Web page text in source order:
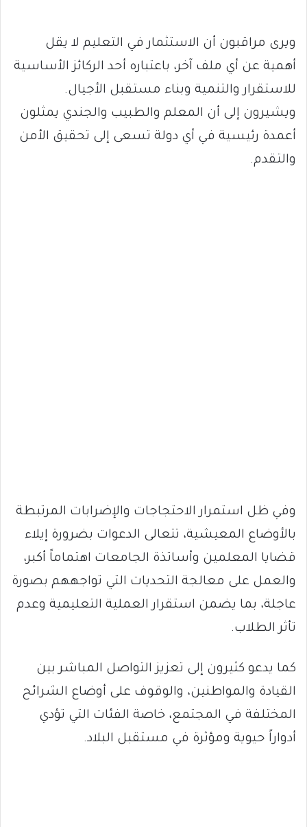
ويرى مراقبون أن الاستثمار في التعليم لا يقل
أهمية عن أي ملف آخر، باعتباره أحد الركائز الأساسية
للاستقرار والتنمية وبناء مستقبل الأجيال.
ويشيرون إلى أن المعلم والطبيب والجندي يمثلون
أعمدة رئيسية في أي دولة تسعى إلى تحقيق الأمن
والتقدم.
وفي ظل استمرار الاحتجاجات والإضرابات المرتبطة
بالأوضاع المعيشية، تتعالى الدعوات بضرورة إيلاء
قضايا المعلمين وأساتذة الجامعات اهتماماً أكبر،
والعمل على معالجة التحديات التي تواجههم بصورة
عاجلة، بما يضمن استقرار العملية التعليمية وعدم
تأثر الطلاب.
كما يدعو كثيرون إلى تعزيز التواصل المباشر بين
القيادة والمواطنين، والوقوف على أوضاع الشرائح
المختلفة في المجتمع، خاصة الفئات التي تؤدي
أدواراً حيوية ومؤثرة في مستقبل البلاد.